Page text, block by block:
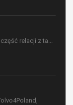
relacji z ta...